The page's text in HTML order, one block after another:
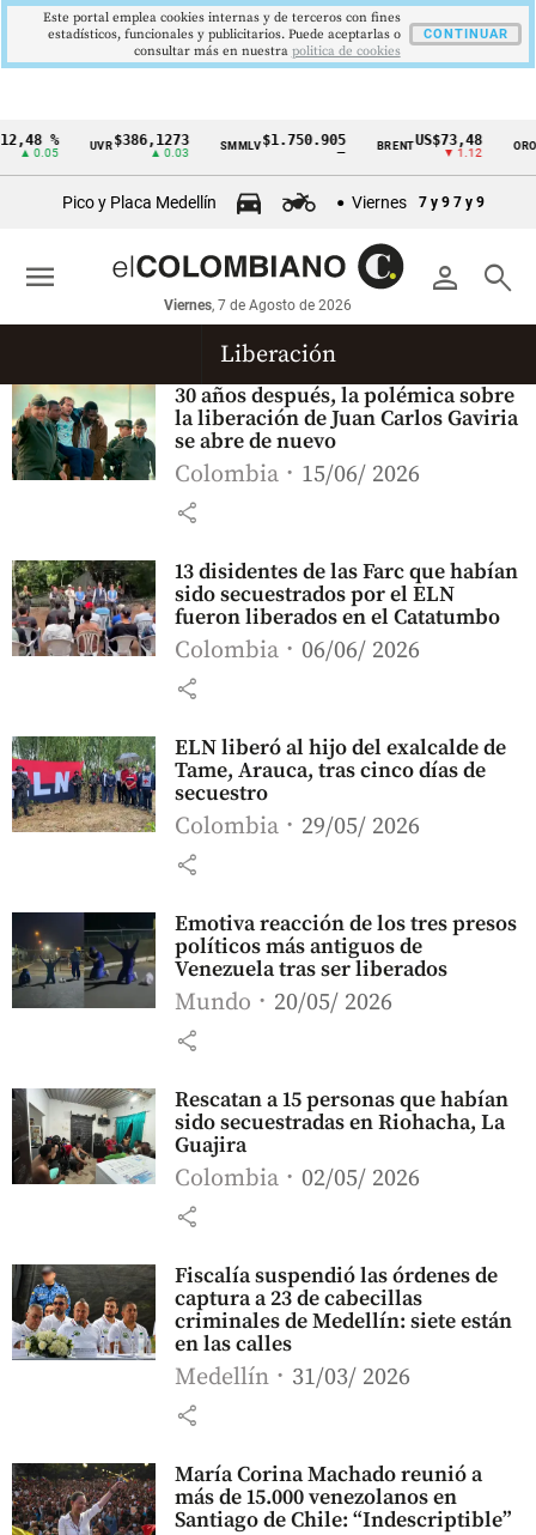
Cintillo
económicos
Colombia
%
▲ 0.05
UVR$386,1273
▲ 0.03
SMMLV $1.750.905 BRENTUS$73,48
▼ 1.12
ORO
Pico y Placa Medellín Viernes 7 y 9 7 y 9
person search
Viernes, 7 de Agosto de 2026
menu
Liberación
30 años después, la polémica sobre
la liberación de Juan Carlos Gaviria
se abre de nuevo
Colombia 15/06/ 2026
share
13 disidentes de las Farc que habían
sido secuestrados por el ELN
fueron liberados en el Catatumbo
Colombia 06/06/ 2026
share
ELN liberó al hijo del exalcalde de
Tame, Arauca, tras cinco días de
secuestro
Colombia 29/05/ 2026
share
Emotiva reacción de los tres presos
políticos más antiguos de
Venezuela tras ser liberados
Mundo 20/05/ 2026
share
Rescatan a 15 personas que habían
sido secuestradas en Riohacha, La
Guajira
Colombia 02/05/ 2026
share
Fiscalía suspendió las órdenes de
captura a 23 de cabecillas
criminales de Medellín: siete están
en las calles
Medellín 31/03/ 2026
share
María Corina Machado reunió a
más de 15.000 venezolanos en
Santiago de Chile: “Indescriptible”
Este portal emplea cookies internas y de terceros con fines
estadísticos, funcionales y publicitarios. Puede aceptarlas o
consultar más en nuestra politica de cookies
CONTINUAR